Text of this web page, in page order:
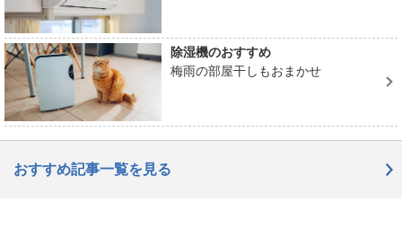
除湿機のおすすめ
梅雨の部屋干しもおまかせ
おすすめ記事一覧を見る